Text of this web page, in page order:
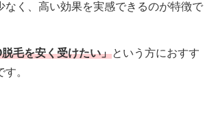
なく、高い効果を実感できるのが特徴で
脱毛を安く受けたい」という方におすす
。